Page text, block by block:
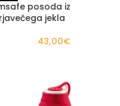
posoda iz
jekla
43,00€